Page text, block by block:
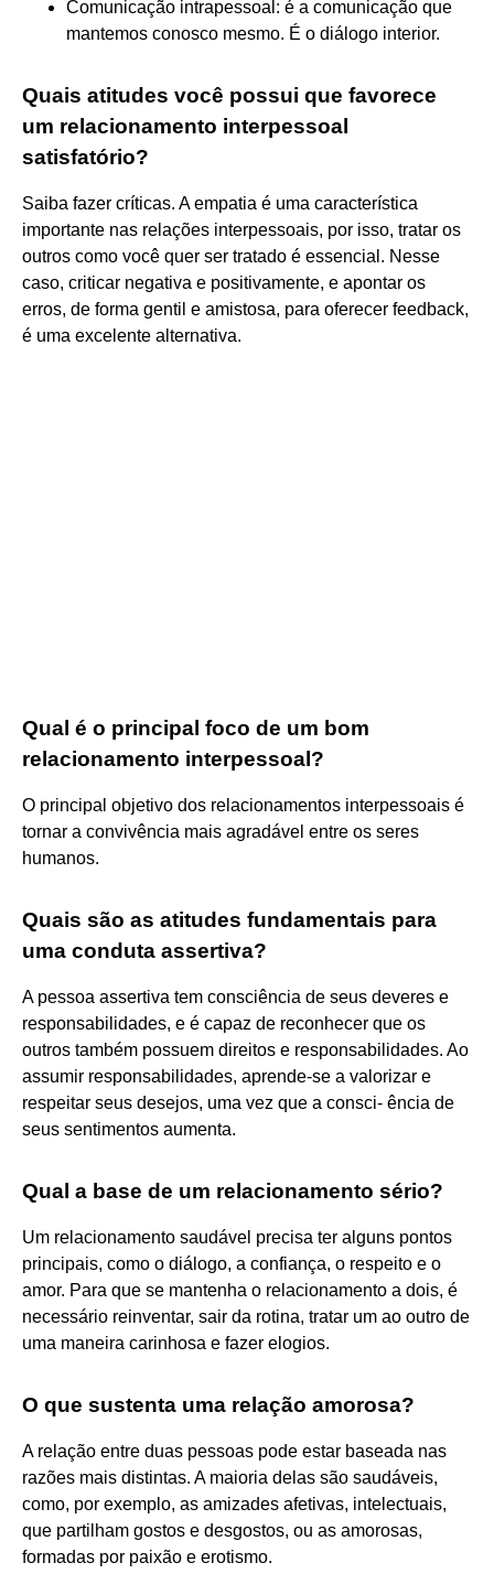
Comunicação intrapessoal: é a comunicação que
mantemos conosco mesmo. É o diálogo interior.
Quais atitudes você possui que favorece
um relacionamento interpessoal
satisfatório?
Saiba fazer críticas. A empatia é uma característica
importante nas relações interpessoais, por isso, tratar os
outros como você quer ser tratado é essencial. Nesse
caso, criticar negativa e positivamente, e apontar os
erros, de forma gentil e amistosa, para oferecer feedback,
é uma excelente alternativa.
Qual é o principal foco de um bom
relacionamento interpessoal?
O principal objetivo dos relacionamentos interpessoais é
tornar a convivência mais agradável entre os seres
humanos.
Quais são as atitudes fundamentais para
uma conduta assertiva?
A pessoa assertiva tem consciência de seus deveres e
responsabilidades, e é capaz de reconhecer que os
outros também possuem direitos e responsabilidades. Ao
assumir responsabilidades, aprende-se a valorizar e
respeitar seus desejos, uma vez que a consci- ência de
seus sentimentos aumenta.
Qual a base de um relacionamento sério?
Um relacionamento saudável precisa ter alguns pontos
principais, como o diálogo, a confiança, o respeito e o
amor. Para que se mantenha o relacionamento a dois, é
necessário reinventar, sair da rotina, tratar um ao outro de
uma maneira carinhosa e fazer elogios.
O que sustenta uma relação amorosa?
A relação entre duas pessoas pode estar baseada nas
razões mais distintas. A maioria delas são saudáveis,
como, por exemplo, as amizades afetivas, intelectuais,
que partilham gostos e desgostos, ou as amorosas,
formadas por paixão e erotismo.